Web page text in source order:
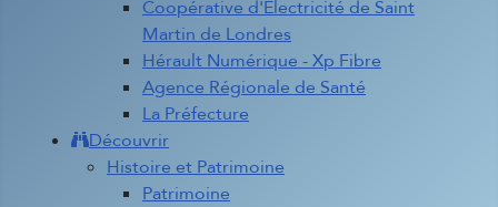
Coopérative d'Électricité de Saint
Martin de Londres
Hérault Numérique - Xp Fibre
Agence Régionale de Santé
La Préfecture
Découvrir
Histoire et Patrimoine
Patrimoine